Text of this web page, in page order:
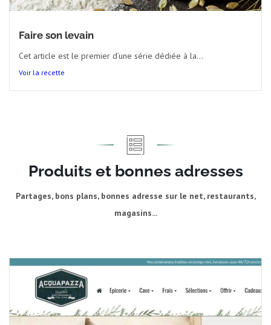
Faire son levain
Cet article est le premier d’une série dédiée à la...
Voir la recette
Produits et bonnes adresses
Partages, bons plans, bonnes adresse sur le net, restaurants,
magasins...